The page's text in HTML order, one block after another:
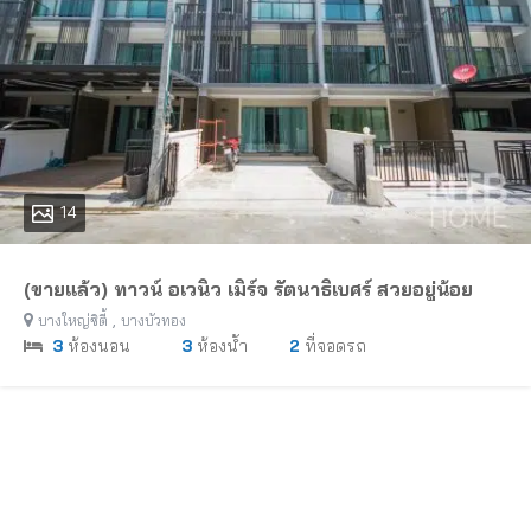
14
(ขายแล้ว) ทาวน์ อเวนิว เมิร์จ รัตนาธิเบศร์ สวยอยู่น้อย
บางใหญ่ซิตี้ , บางบัวทอง
3 ห้องนอน 3 ห้องน้ำ 2 ที่จอดรถ